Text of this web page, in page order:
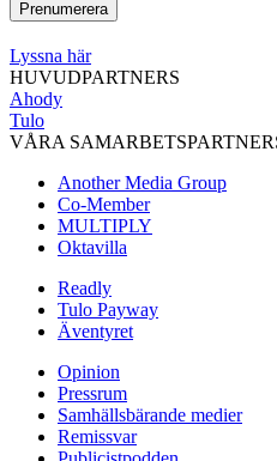
Lyssna här
HUVUDPARTNERS
Ahody
Tulo
VÅRA
Another Media Group
Co-Member
MULTIPLY
Oktavilla
Readly
Tulo Payway
Äventyret
Opinion
Pressrum
Samhällsbärande medier
Remissvar